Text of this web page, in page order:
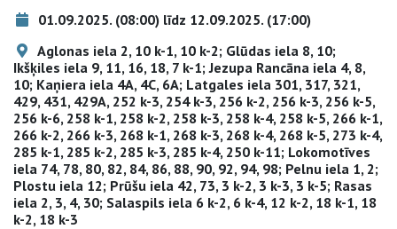
01.09.2025. (08:00) līdz 12.09.2025. (17:00)
Aglonas iela 2, 10 k-1, 10 k-2; Glūdas iela 8, 10;
Ikšķiles iela 9, 11, 16, 18, 7 k-1; Jezupa Rancāna iela 4, 8,
10; Kaņiera iela 4A, 4C, 6A; Latgales iela 301, 317, 321,
429, 431, 429A, 252 k-3, 254 k-3, 256 k-2, 256 k-3, 256 k-5,
256 k-6, 258 k-1, 258 k-2, 258 k-3, 258 k-4, 258 k-5, 266 k-1,
266 k-2, 266 k-3, 268 k-1, 268 k-3, 268 k-4, 268 k-5, 273 k-4,
285 k-1, 285 k-2, 285 k-3, 285 k-4, 250 k-11; Lokomotīves
iela 74, 78, 80, 82, 84, 86, 88, 90, 92, 94, 98; Pelnu iela 1, 2;
Plostu iela 12; Prūšu iela 42, 73, 3 k-2, 3 k-3, 3 k-5; Rasas
iela 2, 3, 4, 30; Salaspils iela 6 k-2, 6 k-4, 12 k-2, 18 k-1, 18
k-2, 18 k-3